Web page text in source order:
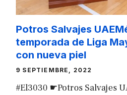
Potros Salvajes
temporada de Liga
con nueva piel
9 SEPTIEMBRE, 2022
#El3030 ☛Potros Salvajes